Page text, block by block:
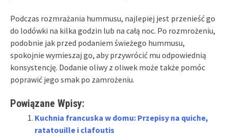
Podczas rozmrażania hummusu, najlepiej jest przenieść go
do lodówki na kilka godzin lub na całą noc. Po rozmrożeniu,
podobnie jak przed podaniem świeżego hummusu,
spokojnie wymieszaj go, aby przywrócić mu odpowiednią
konsystencję. Dodanie oliwy z oliwek może także pomóc
poprawić jego smak po zamrożeniu.
Powiązane Wpisy:
Kuchnia francuska w domu: Przepisy na quiche,
ratatouille i clafoutis